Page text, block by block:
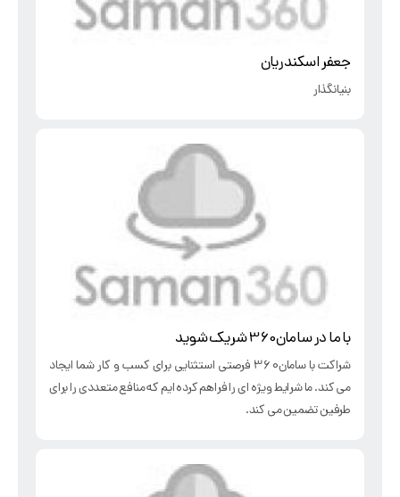
جعفر اسکندریان
بنیانگذار
با ما در سامان360 شریک شوید
شراکت با سامان360 فرصتی استثنایی برای کسب و کار شما ایجاد
می کند. ما شرایط ویژه ای را فراهم کرده ایم که منافع متعددی را برای
طرفین تضمین می کند.